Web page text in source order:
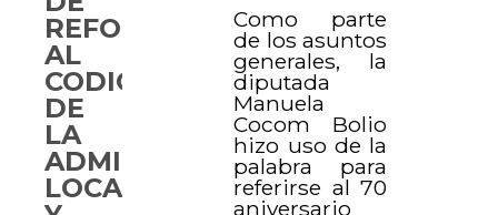
Como parte
de los asuntos
generales, la
diputada
Manuela
Cocom Bolio
hizo uso de la
palabra para
referirse al 70
aniversario
REFORMAS
AL
CODIGO
DE
LA
ADMINISTRACIÓN
LOCAL